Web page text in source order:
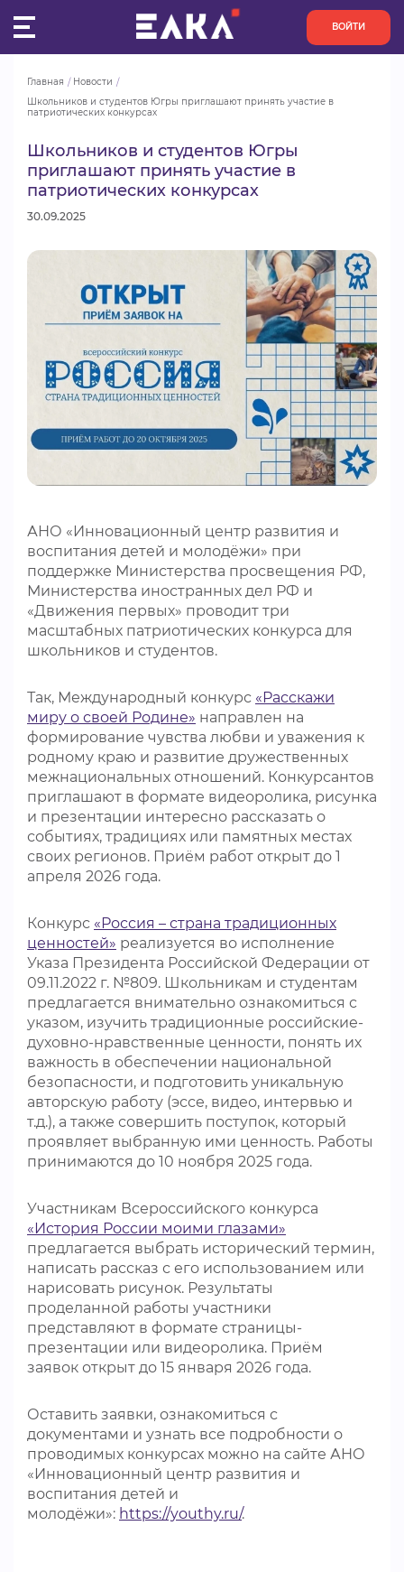
ВОЙТИ
ПУЛЬС
КОНКУРСЫ
ОРГАНИЗАЦИИ
ПРОЕКТЫ
БАЗА ЗНАНИЙ
ВИДЕОКУРСЫ
Главная
Новости
Школьников и студентов Югры приглашают принять участие в
патриотических конкурсах
Школьников и студентов Югры
приглашают принять участие в
патриотических конкурсах
30.09.2025
АНО «Инновационный центр развития и
воспитания детей и молодёжи» при
поддержке Министерства просвещения РФ,
Министерства иностранных дел РФ и
«Движения первых» проводит три
масштабных патриотических конкурса для
школьников и студентов.
Так, Международный конкурс «Расскажи
миру о своей Родине» направлен на
формирование чувства любви и уважения к
родному краю и развитие дружественных
межнациональных отношений. Конкурсантов
приглашают в формате видеоролика, рисунка
и презентации интересно рассказать о
событиях, традициях или памятных местах
своих регионов. Приём работ открыт до 1
апреля 2026 года.
Конкурс «Россия – страна традиционных
ценностей» реализуется во исполнение
Указа Президента Российской Федерации от
09.11.2022 г. №809. Школьникам и студентам
предлагается внимательно ознакомиться с
указом, изучить традиционные российские-
духовно-нравственные ценности, понять их
важность в обеспечении национальной
безопасности, и подготовить уникальную
авторскую работу (эссе, видео, интервью и
т.д.), а также совершить поступок, который
проявляет выбранную ими ценность. Работы
принимаются до 10 ноября 2025 года.
Участникам Всероссийского конкурса
«История России моими глазами»
предлагается выбрать исторический термин,
написать рассказ с его использованием или
нарисовать рисунок. Результаты
проделанной работы участники
представляют в формате страницы-
презентации или видеоролика. Приём
заявок открыт до 15 января 2026 года.
Оставить заявки, ознакомиться с
документами и узнать все подробности о
проводимых конкурсах можно на сайте АНО
«Инновационный центр развития и
воспитания детей и
молодёжи»: https://youthy.ru/.